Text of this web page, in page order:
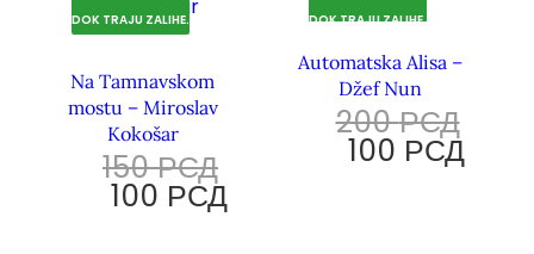
DOK TRAJU ZALIHE.
Na Tamnavskom
mostu – Miroslav
Kokošar
150РСД
100 РСД
DOK TRAJU ZALIHE.
Automatska Alisa –
Džef Nun
200РСД
100 РСД